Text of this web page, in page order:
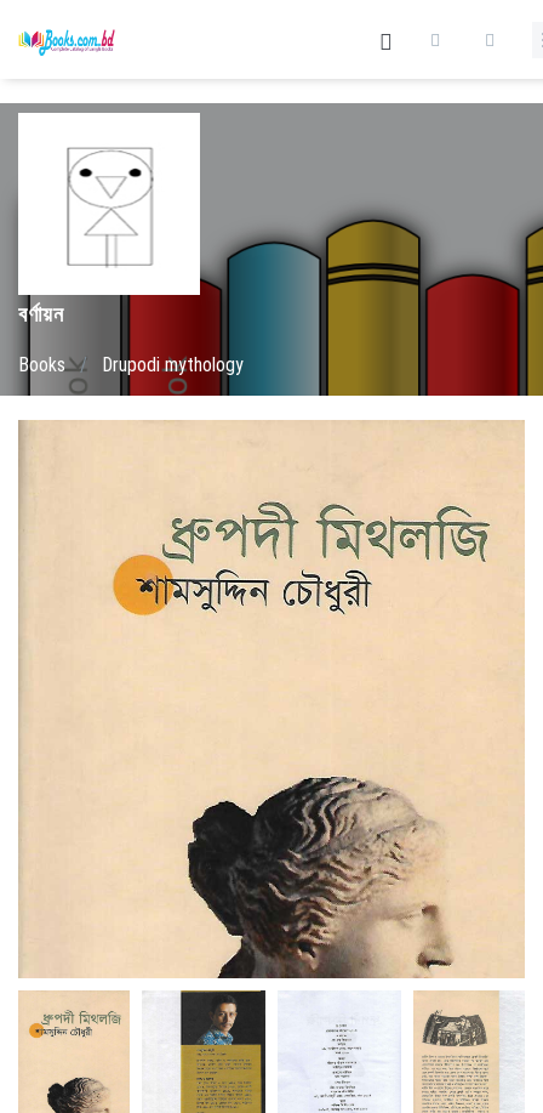
বর্ণায়ন
Books / Drupodi mythology